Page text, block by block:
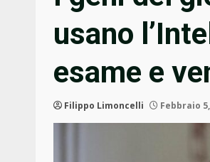
usano
esame e
Filippo Limoncelli Febbraio